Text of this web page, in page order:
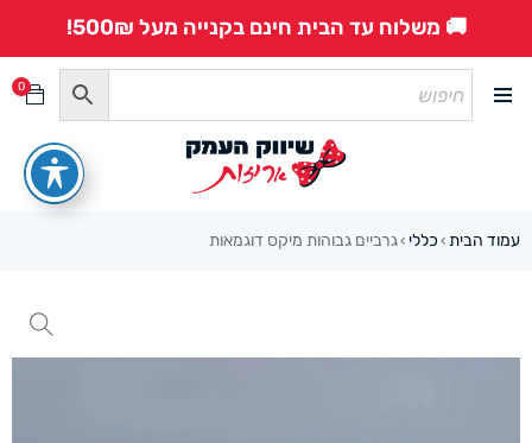
🚚 משלוח עד הבית חינם בקנייה מעל 500₪!
0
עמוד הבית › כללי ›גרביים גבוהות מיקס דוגמאות